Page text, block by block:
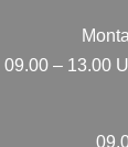
09.00 – 13.00